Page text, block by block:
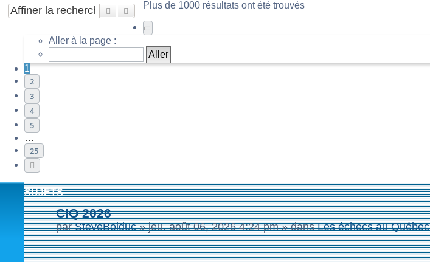
RechercherRecherche avancée
Plus de 1000 résultats ont été trouvés
Page
Aller à la page :
1
2
3
4
5
…
25
SUJETS
CIQ 2026
parSteveBolduc»jeu. août 06, 2026 4:24 pm» dansLes échecs au Québec